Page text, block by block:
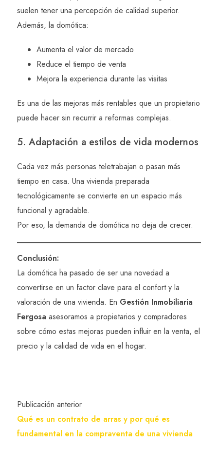
suelen tener una percepción de calidad superior.
Además, la domótica:
Aumenta el valor de mercado
Reduce el tiempo de venta
Mejora la experiencia durante las visitas
Es una de las mejoras más rentables que un propietario
puede hacer sin recurrir a reformas complejas.
5. Adaptación a estilos de vida modernos
Cada vez más personas teletrabajan o pasan más
tiempo en casa. Una vivienda preparada
tecnológicamente se convierte en un espacio más
funcional y agradable.
Por eso, la demanda de domótica no deja de crecer.
Conclusión:
La domótica ha pasado de ser una novedad a
convertirse en un factor clave para el confort y la
valoración de una vivienda. En Gestión Inmobiliaria
Fergosa asesoramos a propietarios y compradores
sobre cómo estas mejoras pueden influir en la venta, el
precio y la calidad de vida en el hogar.
Publicación anterior
Qué es un contrato de arras y por qué es
fundamental en la compraventa de una vivienda